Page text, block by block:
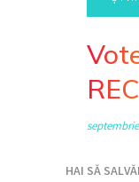
HAI SĂ